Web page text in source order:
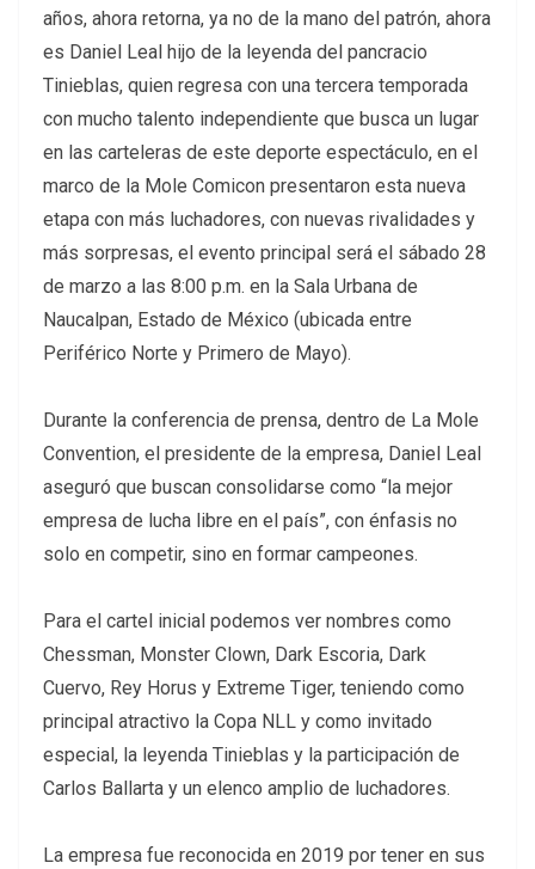
años, ahora retorna, ya no de la mano del patrón, ahora
es Daniel Leal hijo de la leyenda del pancracio
Tinieblas, quien regresa con una tercera temporada
con mucho talento independiente que busca un lugar
en las carteleras de este deporte espectáculo, en el
marco de la Mole Comicon presentaron esta nueva
etapa con más luchadores, con nuevas rivalidades y
más sorpresas, el evento principal será el sábado 28
de marzo a las 8:00 p.m. en la Sala Urbana de
Naucalpan, Estado de México (ubicada entre
Periférico Norte y Primero de Mayo).
Durante la conferencia de prensa, dentro de La Mole
Convention, el presidente de la empresa, Daniel Leal
aseguró que buscan consolidarse como “la mejor
empresa de lucha libre en el país”, con énfasis no
solo en competir, sino en formar campeones.
Para el cartel inicial podemos ver nombres como
Chessman, Monster Clown, Dark Escoria, Dark
Cuervo, Rey Horus y Extreme Tiger, teniendo como
principal atractivo la Copa NLL y como invitado
especial, la leyenda Tinieblas y la participación de
Carlos Ballarta y un elenco amplio de luchadores.
La empresa fue reconocida en 2019 por tener en sus